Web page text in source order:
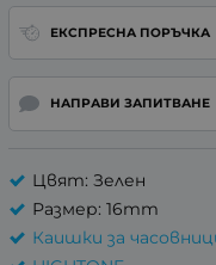
ЕКСПРЕСНА ПОРЪЧКА
НАПРАВИ ЗАПИТВАНЕ
Цвят: Зелен
Размер: 16mm
Каишки за